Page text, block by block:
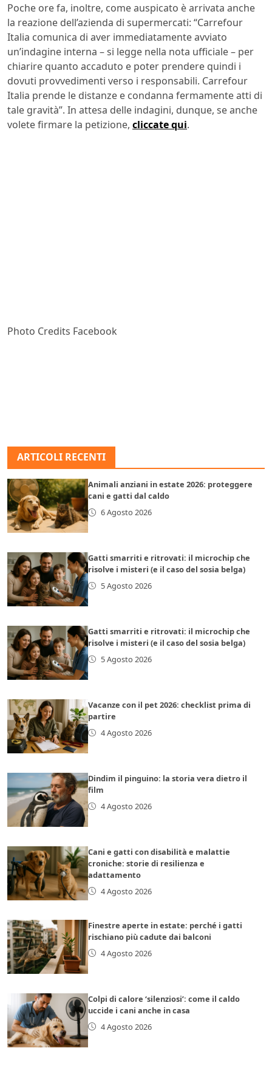
Poche ore fa, inoltre, come auspicato è arrivata anche
la reazione dell’azienda di supermercati: “Carrefour
Italia comunica di aver immediatamente avviato
un’indagine interna – si legge nella nota ufficiale – per
chiarire quanto accaduto e poter prendere quindi i
dovuti provvedimenti verso i responsabili. Carrefour
Italia prende le distanze e condanna fermamente atti di
tale gravità”. In attesa delle indagini, dunque, se anche
volete firmare la petizione, cliccate qui.
Photo Credits Facebook
ARTICOLI RECENTI
Animali anziani in estate 2026: proteggere
cani e gatti dal caldo
6 Agosto 2026
Gatti smarriti e ritrovati: il microchip che
risolve i misteri (e il caso del sosia belga)
5 Agosto 2026
Gatti smarriti e ritrovati: il microchip che
risolve i misteri (e il caso del sosia belga)
5 Agosto 2026
Vacanze con il pet 2026: checklist prima di
partire
4 Agosto 2026
Dindim il pinguino: la storia vera dietro il
film
4 Agosto 2026
Cani e gatti con disabilità e malattie
croniche: storie di resilienza e
adattamento
4 Agosto 2026
Finestre aperte in estate: perché i gatti
rischiano più cadute dai balconi
4 Agosto 2026
Colpi di calore ‘silenziosi’: come il caldo
uccide i cani anche in casa
4 Agosto 2026